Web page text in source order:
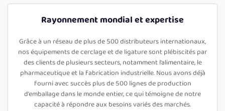
Rayonnement mondial et expertise
Grâce à un réseau de plus de 500 distributeurs internationaux,
nos équipements de cerclage et de ligature sont plébiscités par
des clients de plusieurs secteurs, notamment l’alimentaire, le
pharmaceutique et la fabrication industrielle. Nous avons déjà
fourni avec succès plus de 500 lignes de production
d’emballage dans le monde entier, ce qui témoigne de notre
capacité à répondre aux besoins variés des marchés.